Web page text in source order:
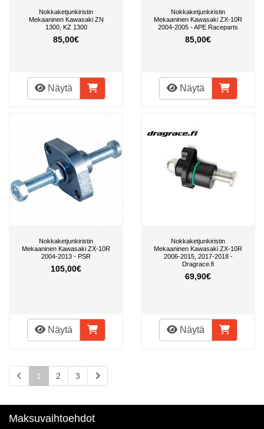
Nokkaketjunkiristin
Mekaaninen Kawasaki ZN
1300, KZ 1300
85,00€
Näytä
Nokkaketjunkiristin
Mekaaninen Kawasaki ZX-10R
2004-2005 - APE Raceparts
85,00€
Näytä
Nokkaketjunkiristin
Mekaaninen Kawasaki ZX-10R
2004-2013 - PSR
105,00€
Näytä
Nokkaketjunkiristin
Mekaaninen Kawasaki ZX-10R
2006-2015, 2017-2018 -
Dragrace.fi
69,90€
Näytä
1 2 3
Maksuvaihtoehdot